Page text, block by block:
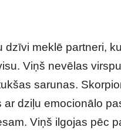
dzīvi meklē partneri,
Viņš nevēlas
sarunas.
ar dziļu emocionālo
Viņš ilgojas pēc